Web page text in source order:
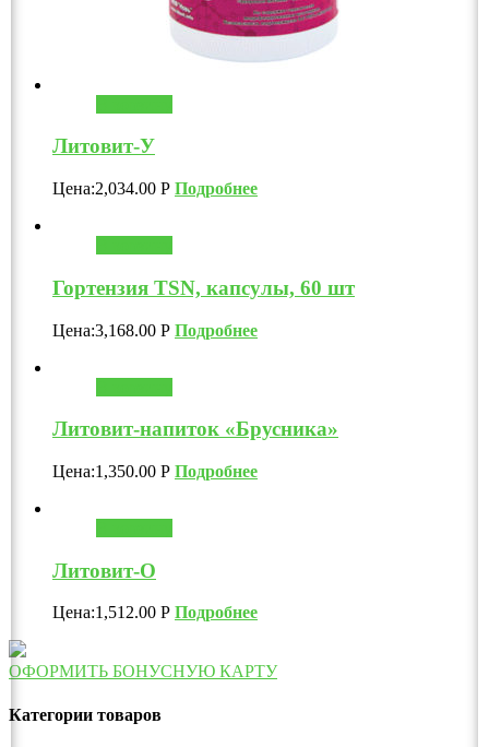
Литовит-У
Цена:2,034.00 Р Подробнее
Гортензия TSN, капсулы, 60 шт
Цена:3,168.00 Р Подробнее
Литовит-напиток «Брусника»
Цена:1,350.00 Р Подробнее
Литовит-О
Цена:1,512.00 Р Подробнее
ОФОРМИТЬ БОНУСНУЮ КАРТУ
Категории товаров